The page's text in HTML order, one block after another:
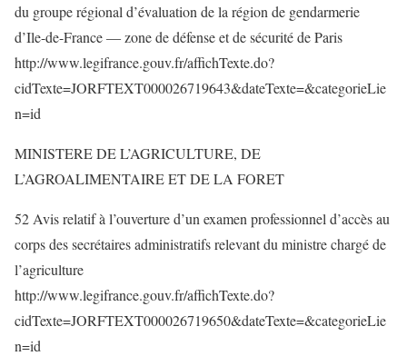
du groupe régional d’évaluation de la région de gendarmerie
d’Ile-de-France ― zone de défense et de sécurité de Paris
http://www.legifrance.gouv.fr/affichTexte.do?
cidTexte=JORFTEXT000026719643&dateTexte=&categorieLie
n=id
MINISTERE DE L’AGRICULTURE, DE
L’AGROALIMENTAIRE ET DE LA FORET
52 Avis relatif à l’ouverture d’un examen professionnel d’accès au
corps des secrétaires administratifs relevant du ministre chargé de
l’agriculture
http://www.legifrance.gouv.fr/affichTexte.do?
cidTexte=JORFTEXT000026719650&dateTexte=&categorieLie
n=id